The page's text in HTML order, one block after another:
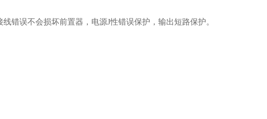
错误不会损坏前置器，电源J性错误保护，输出短路保护。